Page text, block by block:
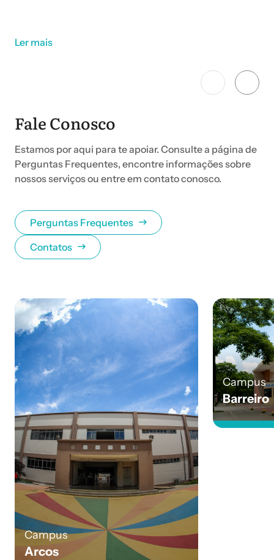
Ler mais
Fale Conosco
Estamos por aqui para te apoiar. Consulte a página de
Perguntas Frequentes, encontre informações sobre
nossos serviços ou entre em contato conosco.
Perguntas Frequentes
Contatos
Campus
Arcos
Campus
Barreiro